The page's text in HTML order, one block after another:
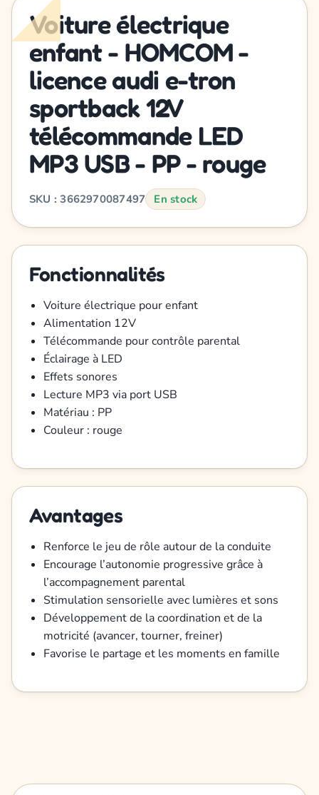
Voiture électrique
enfant - HOMCOM -
licence audi e-tron
sportback 12V
télécommande LED
MP3 USB - PP - rouge
SKU : 3662970087497 En stock
Fonctionnalités
Voiture électrique pour enfant
Alimentation 12V
Télécommande pour contrôle parental
Éclairage à LED
Effets sonores
Lecture MP3 via port USB
Matériau : PP
Couleur : rouge
Avantages
Renforce le jeu de rôle autour de la conduite
Encourage l’autonomie progressive grâce à
l’accompagnement parental
Stimulation sensorielle avec lumières et sons
Développement de la coordination et de la
motricité (avancer, tourner, freiner)
Favorise le partage et les moments en famille